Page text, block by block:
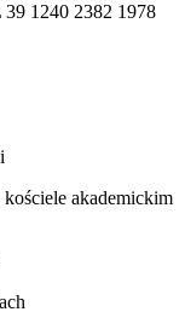
1240 2382 1978
akademickim